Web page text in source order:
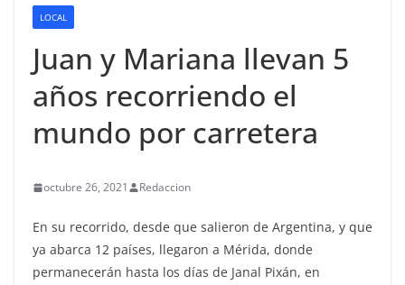
LOCAL
Juan y Mariana llevan 5
años recorriendo el
mundo por carretera
octubre 26, 2021 Redaccion
En su recorrido, desde que salieron de Argentina, y que
ya abarca 12 países, llegaron a Mérida, donde
permanecerán hasta los días de Janal Pixán, en